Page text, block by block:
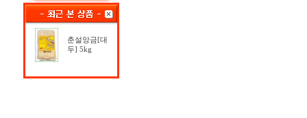
춘설앙금[대
두] 5kg